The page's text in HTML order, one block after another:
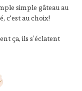
simple gâteau au
c'est au choix!
ça, ils s’éclatent